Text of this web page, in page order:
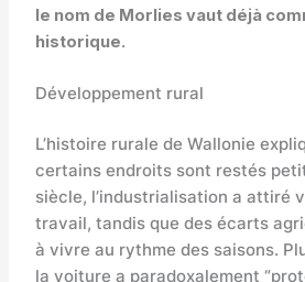
le nom de Morlies vaut déjà
historique.
Développement rural
L’histoire rurale de Wallonie
certains endroits sont restés
siècle, l’industrialisation a attiré
travail, tandis que des écarts
à vivre au rythme des saisons.
la voiture a paradoxalement